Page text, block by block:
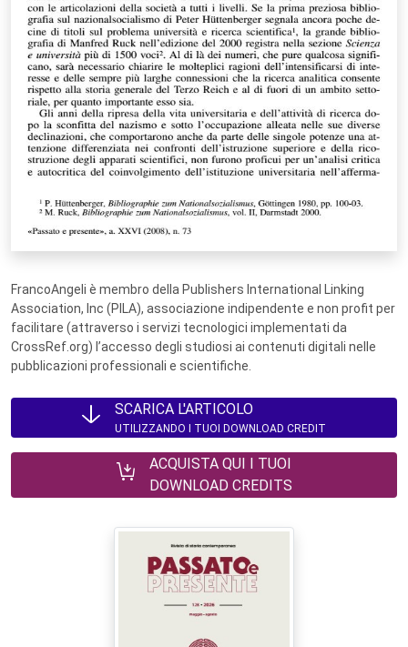
FrancoAngeli è membro della Publishers International Linking
Association, Inc (PILA), associazione indipendente e non profit per
facilitare (attraverso i servizi tecnologici implementati da
CrossRef.org) l’accesso degli studiosi ai contenuti digitali nelle
pubblicazioni professionali e scientifiche.
SCARICA L'ARTICOLO
UTILIZZANDO I TUOI DOWNLOAD CREDIT
ACQUISTA QUI I TUOI
DOWNLOAD CREDITS